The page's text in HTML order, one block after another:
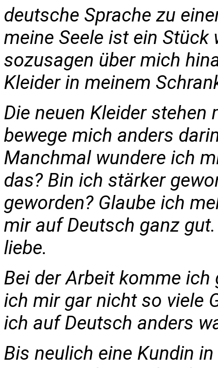
deutsche Sprache zu
meine Seele ist ein
sozusagen über mich
Kleider in meinem
Die neuen Kleider stehen
bewege mich anders
Manchmal wundere ich
das? Bin ich stärker
geworden? Glaube ich
mir auf Deutsch ganz
liebe.
Bei der Arbeit komme
ich mir gar nicht so viele
ich auf Deutsch anders
Bis neulich eine Kundin